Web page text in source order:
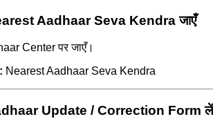
Aadhaar Seva Kendra जाएँ
Center पर जाएँ।
Nearest Aadhaar Seva Kendra
Update / Correction Form लें